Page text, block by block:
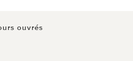
ouvrés